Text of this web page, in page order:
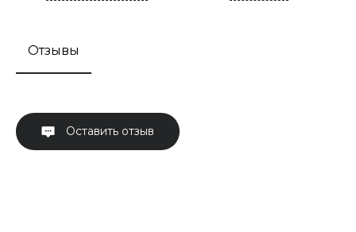
Отзывы
Оставить отзыв